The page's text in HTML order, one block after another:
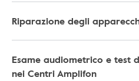
Riparazione degli
Esame audiometrico e test
nei Centri Amplifon